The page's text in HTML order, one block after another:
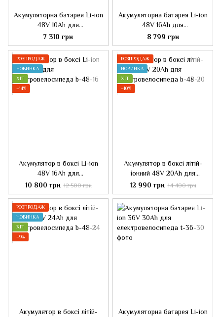
Акумуляторна батарея Li-ion
48V 10Ah для
електровелосипеда
7 310 грн
Акумуляторна батарея Li-ion
48V 16Ah для
електровелосипеда
8 799 грн
РОЗПРОДАЖ
НОВИНКА
ХІТ
−14%
Акумулятор в боксі Li-ion
48V 16Ah для
електровелосипеда
10 800 грн 12 500 грн
РОЗПРОДАЖ
НОВИНКА
ХІТ
−10%
Акумулятор в боксі літій-
іонний 48V 20Ah для
електровелосипеда
12 990 грн 14 400 грн
РОЗПРОДАЖ
НОВИНКА
ХІТ
−9%
Акумулятор в боксі літій-
Акумуляторна батарея Li-ion